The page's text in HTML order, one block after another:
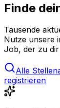
Finde
Tausende
Nutze unsere
Job, der zu dir
Alle
registrieren